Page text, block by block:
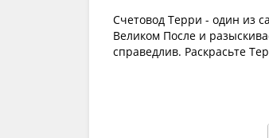
Счетовод Терри - один из
Великом После и
справедлив. Раскрасьте